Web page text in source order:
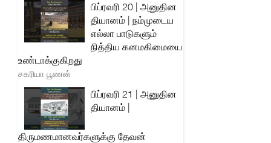
பிப்ரவரி 20 | அனுதின
தியானம் | நம்முடைய
எல்லா பாடுகளும்
நித்திய கனமகிமையை
உண்டாக்குகிறது
சகரியா பூணன்
பிப்ரவரி 21 | அனுதின
தியானம் |
திருமணமானவர்களுக்கு தேவன்